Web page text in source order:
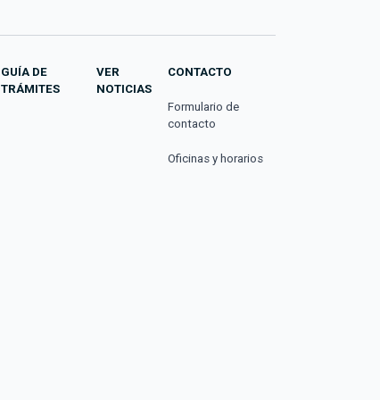
GUÍA DE
TRÁMITES
VER
NOTICIAS
CONTACTO
Formulario de
contacto
Oficinas y horarios